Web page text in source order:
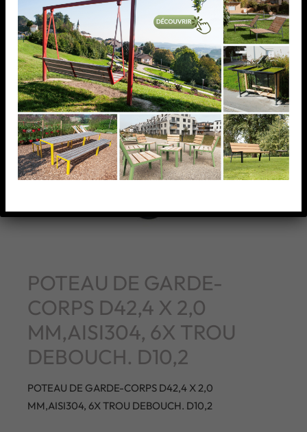
POTEAU DE GARDE-
CORPS D42,4 X 2,0
MM,AISI304, 6X TROU
DEBOUCH. D10,2
POTEAU DE GARDE-CORPS D42,4 X 2,0
MM,AISI304, 6X TROU DEBOUCH. D10,2